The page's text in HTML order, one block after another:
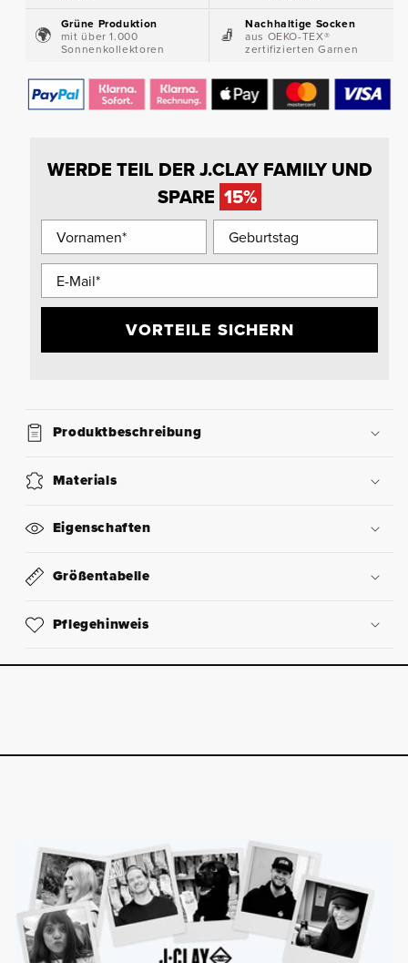
🌍​
Grüne Produktion
mit über 1.000
Sonnenkollektoren
🧦​
Nachhaltige Socken
aus OEKO-TEX®
zertifizierten Garnen
WERDE TEIL DER J.CLAY FAMILY UND
SPARE 15%
VORTEILE SICHERN
Produktbeschreibung
Materials
Eigenschaften
Größentabelle
Pflegehinweis